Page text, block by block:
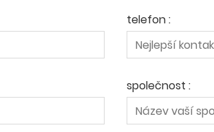
telefon :
společnost :